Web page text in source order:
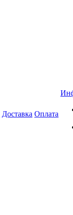
Доставка Оплата